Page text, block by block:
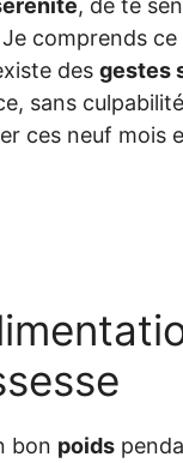
comprends
des gestes
sans
ces neuf mois
bon poids